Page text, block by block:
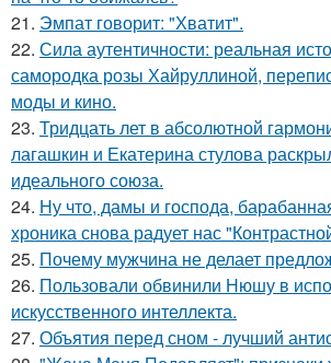
21. Эмпат говорит: "Хватит".
22. Сила аутентичности: реальная
самородка розы Хайруллиной,
моды и кино.
23. Тридцать лет в абсолютной
лагашкин и Екатерина стулова
идеального союза.
24. Ну что, дамы и господа,
хроника снова радует нас
25. Почему мужчина не делает
26. Пользовали обвинили Нюшу в
искусственного интеллекта.
27. Объятия перед сном - лучший